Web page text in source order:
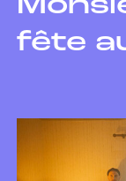
fête